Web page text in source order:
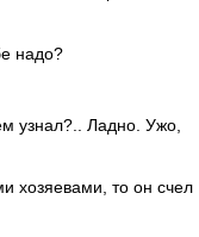
надо?
узнал?.. Ладно. Ужо,
хозяевами, то он счел